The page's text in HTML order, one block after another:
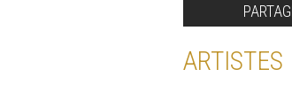
ARTISTES